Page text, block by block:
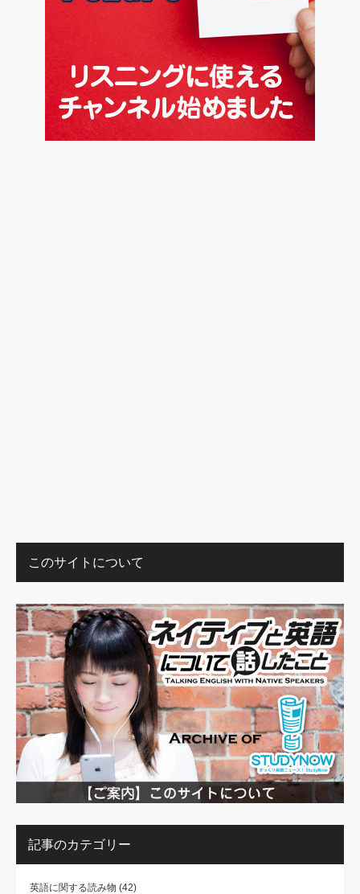
このサイトについて
記事のカテゴリー
英語に関する読み物 (42)